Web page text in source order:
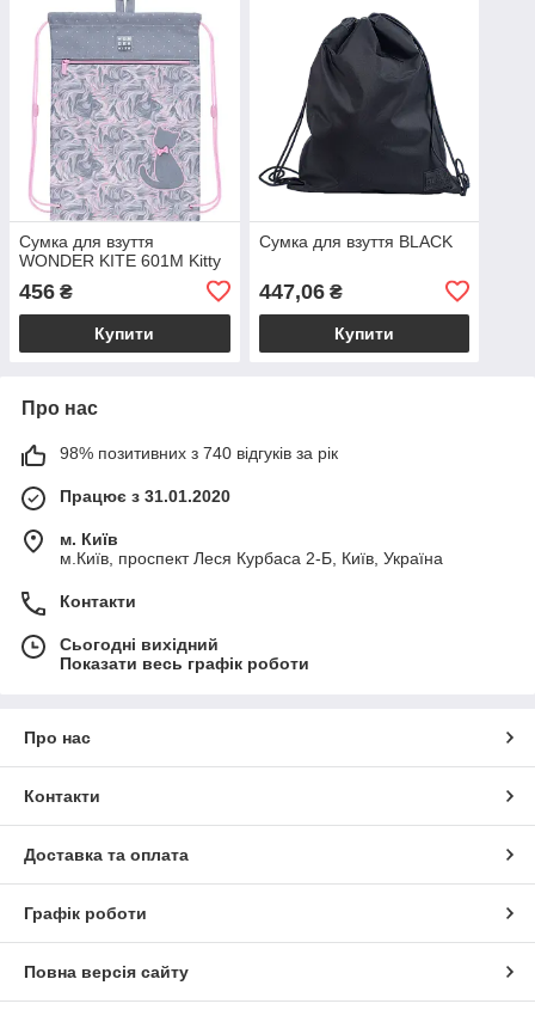
Сумка для взуття
WONDER KITE 601M Kitty
456 ₴
Купити
Сумка для взуття BLACK
447,06₴
Купити
Про нас
98% позитивних з 740 відгуків за рік
Працює з 31.01.2020
м. Київ
м.Київ, проспект Леся Курбаса 2-Б, Київ, Україна
Контакти
Сьогодні вихідний
Показати весь графік роботи
Про нас
Контакти
Доставка та оплата
Графік роботи
Повна версія сайту